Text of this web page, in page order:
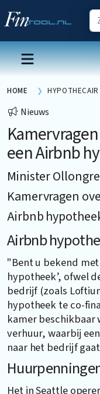
HOME
Nieuws
een Airbnb
Minister
Kamervragen
Airbnb
Airbnb
"Bent u bekend
hypotheek’, ofwel
bedrijf (zoals
hypotheek te co-
kamer
verhuur, waarbij
naar het bedrijf
Het in Seattle